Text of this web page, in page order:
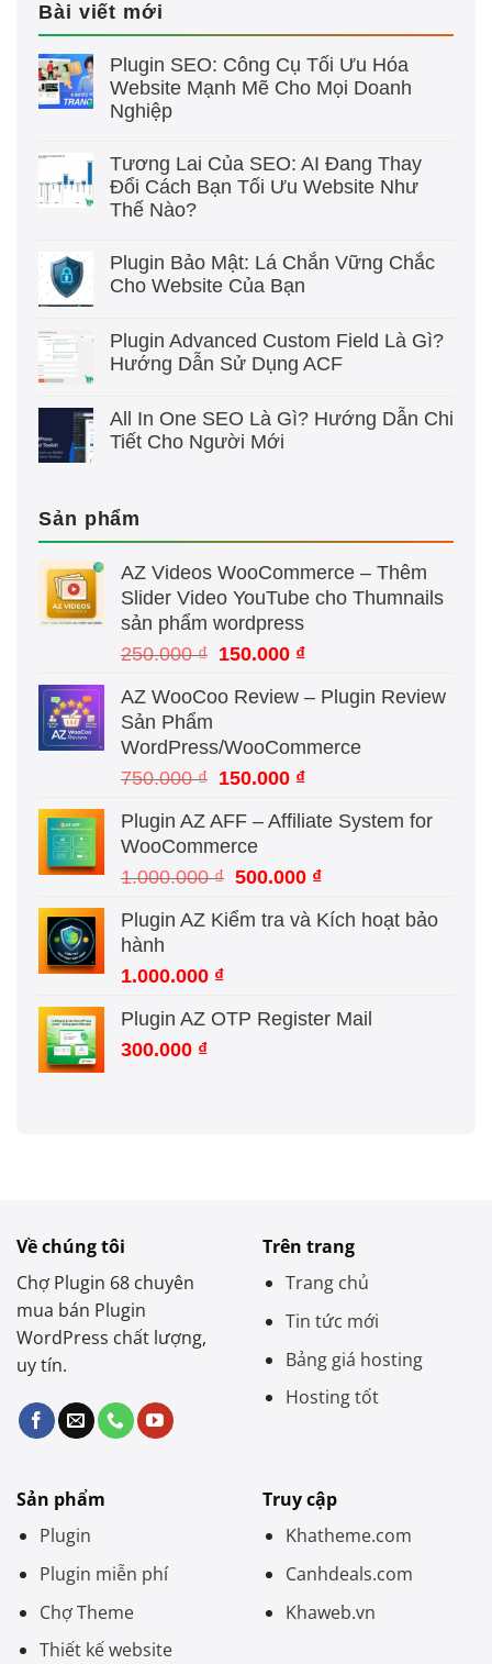
Bài viết mới
Plugin SEO: Công Cụ Tối Ưu Hóa
Website Mạnh Mẽ Cho Mọi Doanh
Nghiệp
Tương Lai Của SEO: AI Đang Thay
Đổi Cách Bạn Tối Ưu Website Như
Thế Nào?
Plugin Bảo Mật: Lá Chắn Vững Chắc
Cho Website Của Bạn
Plugin Advanced Custom Field Là Gì?
Hướng Dẫn Sử Dụng ACF
All In One SEO Là Gì? Hướng Dẫn Chi
Tiết Cho Người Mới
Sản phẩm
AZ Videos WooCommerce – Thêm
Slider Video YouTube cho Thumnails
sản phẩm wordpress
250.000₫ Giá
là:
150.000 ₫Giá
tại
150.000 ₫.
AZ WooCoo Review – Plugin Review
Sản Phẩm
WordPress/WooCommerce
750.000₫ Giá
là:
750.000 ₫.
150.000 ₫Giá
tại
150.000 ₫.
Plugin AZ AFF – Affiliate System for
WooCommerce
1.000.000₫ Giá
là:
500.000 ₫Giá
tại
Plugin AZ Kiểm tra và Kích hoạt bảo
hành
1.000.000 ₫
Plugin AZ OTP Register Mail
300.000 ₫
Về chúng tôi
Chợ Plugin 68 chuyên
mua bán Plugin
WordPress chất lượng,
uy tín.
Trên trang
Trang chủ
Tin tức mới
Bảng giá hosting
Hosting tốt
Sản phẩm
Plugin
Plugin miễn phí
Chợ Theme
Thiết kế website
Truy cập
Khatheme.com
Canhdeals.com
Khaweb.vn